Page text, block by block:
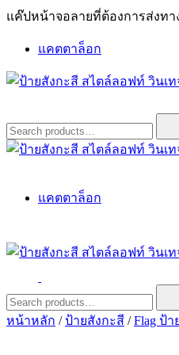
Skip
แค๊ปหน้าจอลายที่ต้องการส่งทา
แคตตาล็อก
ป้ายสังกะสี สไตล์ลอฟท์ วินเทจ เ
ป้ายวินเทจ แต่งบ้าน ร้านกาแฟ
ฮาร์เล่ย์โฆษณาเก่าโบราณ มีร
O8664277II
for:
ฮาร์เล่ย์โฆษณาเก่าโบราณ มีร
แคตตาล็อก
ป้ายสังกะสี สไตล์ลอฟท์ วินเทจ เ
ป้ายวินเทจ แต่งบ้าน ร้านกาแฟ
ฮาร์เล่ย์โฆษณาเก่าโบราณ มีร
O8664277II
for:
หน้าหลัก /ป้ายสังกะสี /Flag ป้